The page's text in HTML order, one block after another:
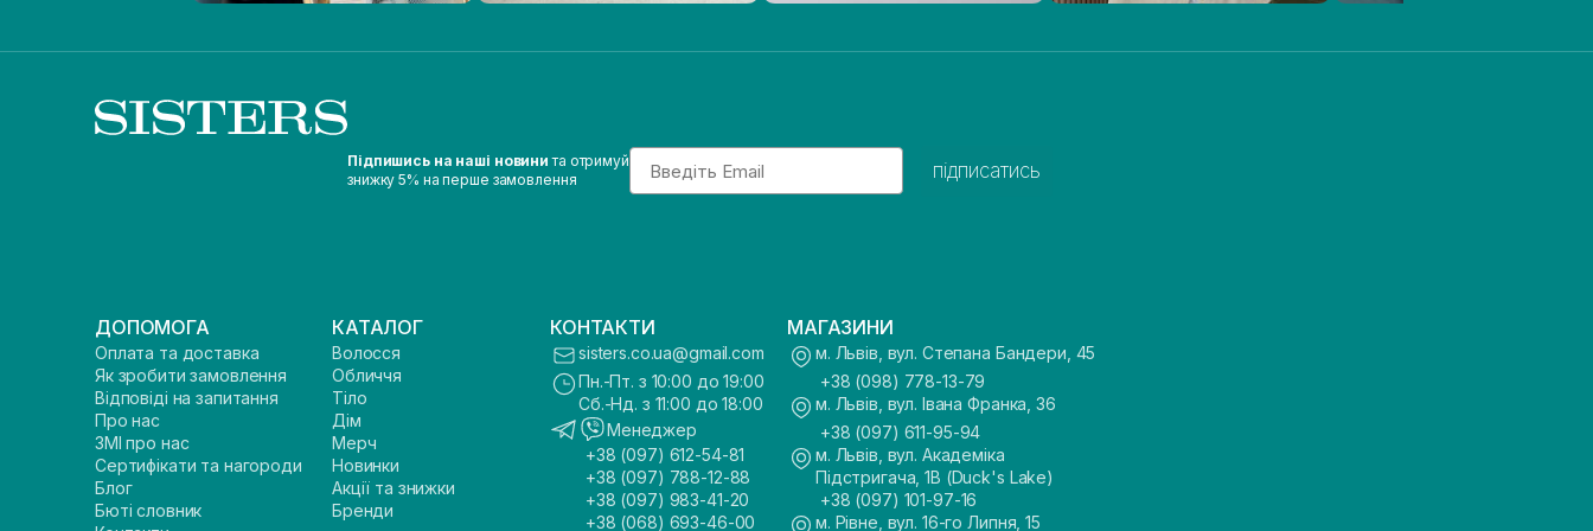
Підпишись на наші новини та отримуй
знижку 5% на перше замовлення
Email
підписатись
ДОПОМОГА
Оплата та доставка
Як зробити замовлення
Відповіді на запитання
Про нас
ЗМІ про нас
Сертифікати та нагороди
Блог
Бюті словник
КАТАЛОГ
Волосся
Обличчя
Тіло
Дім
Мерч
Новинки
Акції та знижки
Бренди
КОНТАКТИ
sisters.co.ua@gmail.com
Пн.-Пт. з 10:00 до 19:00
Сб.-Нд. з 11:00 до 18:00
Менеджер
+38 (097) 612-54-81
+38 (097) 788-12-88
+38 (097) 983-41-20
+38 (068) 693-46-00
МАГАЗИНИ
м. Львів, вул. Степана Бандери, 45
+38 (098) 778-13-79
м. Львів, вул. Івана Франка, 36
+38 (097) 611-95-94
м. Львів, вул. Академіка
Підстригача, 1В (Duck's Lake)
+38 (097) 101-97-16
м. Рівне, вул. 16-го Липня, 15